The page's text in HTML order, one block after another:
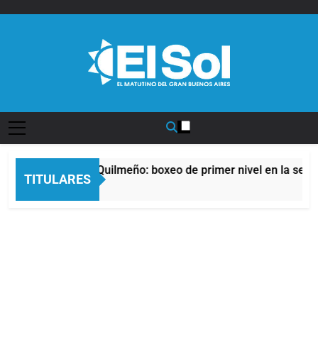
TITULARES
del Afro Quilmeño: boxeo de primer nivel en la sede de
Atrás